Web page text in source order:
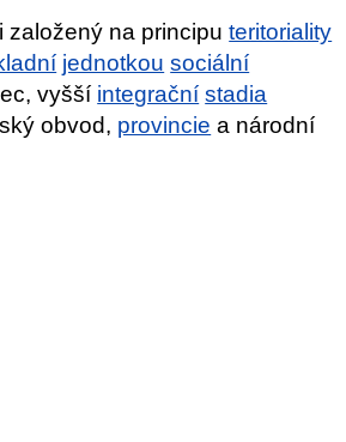
založený na principuteritoriality
jednotkou sociální
vyšší integrační stadia
obvod, provincie a národní